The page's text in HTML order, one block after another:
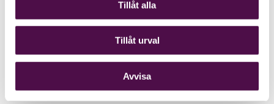
Tillåt alla
Tillåt urval
Avvisa